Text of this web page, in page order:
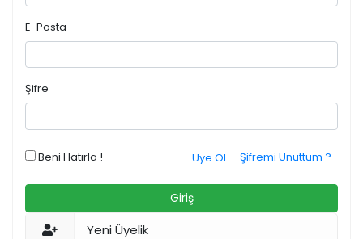
E-Posta
Şifre
Beni Hatırla ! Şifremi Unuttum ?
Üye Ol
Giriş
Yeni Üyelik